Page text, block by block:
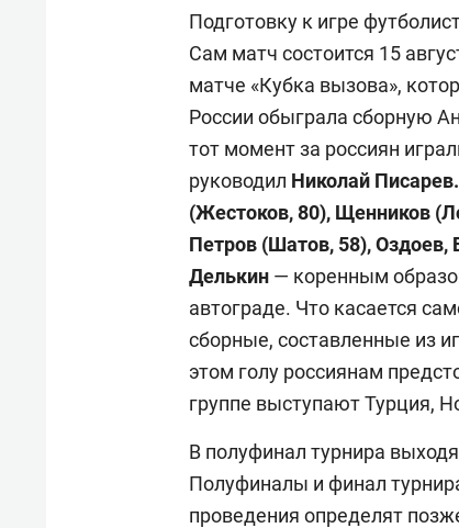
Подготовку к игре
Сам матч состоится 15
матче «Кубка вызова»,
России обыграла сборную
тот момент за россиян
руководил Николай Писарев.
(Жестоков, 80), Щенников
Петров (Шатов, 58), Оздоев,
Делькин — коренным
автограде. Что касается
сборные, составленные из
этом голу россиянам
группе выступают Турция,
В полуфинал турнира
Полуфиналы и финал
проведения определят